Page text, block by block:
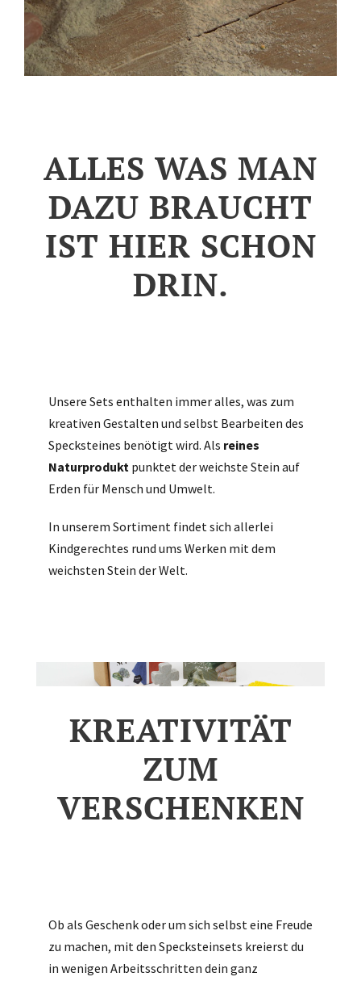
ALLES WAS MAN
DAZU BRAUCHT
IST HIER SCHON
DRIN.
Unsere Sets enthalten immer alles, was zum
kreativen Gestalten und selbst Bearbeiten des
Specksteines benötigt wird. Als reines
Naturprodukt punktet der weichste Stein auf
Erden für Mensch und Umwelt.
In unserem Sortiment findet sich allerlei
Kindgerechtes rund ums Werken mit dem
weichsten Stein der Welt.
KREATIVITÄT
ZUM
VERSCHENKEN
Ob als Geschenk oder um sich selbst eine Freude
zu machen, mit den Specksteinsets kreierst du
in wenigen Arbeitsschritten dein ganz